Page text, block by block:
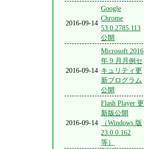
2016-09-14
Google
Chrome
53.0.2785.113
公開
2016-09-14
Microsoft 2016
年 9 月月例セ
キュリティ更
新プログラム
公開
2016-09-14
Flash Player 更
新版公開
（Windows 版
23.0.0.162
等）